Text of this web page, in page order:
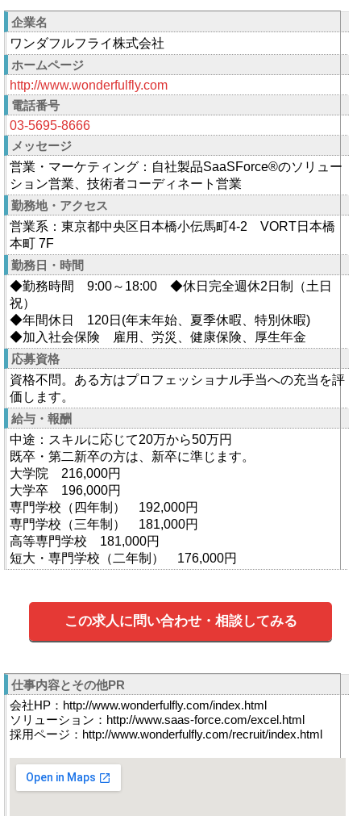
企業名
ワンダフルフライ株式会社
ホームページ
http://www.wonderfulfly.com
電話番号
03-5695-8666
メッセージ
営業・マーケティング：自社製品SaaSForce®のソリュー
ション営業、技術者コーディネート営業
勤務地・アクセス
営業系：東京都中央区日本橋小伝馬町4-2 VORT日本橋
本町 7F
勤務日・時間
◆勤務時間 9:00～18:00 ◆休日完全週休2日制（土日
祝）
◆年間休日 120日(年末年始、夏季休暇、特別休暇)
◆加入社会保険 雇用、労災、健康保険、厚生年金
応募資格
資格不問。ある方はプロフェッショナル手当への充当を評
価します。
給与・報酬
中途：スキルに応じて20万から50万円
既卒・第二新卒の方は、新卒に準じます。
大学院 216,000円
大学卒 196,000円
専門学校（四年制） 192,000円
専門学校（三年制） 181,000円
高等専門学校 181,000円
短大・専門学校（二年制） 176,000円
この求人に問い合わせ・相談してみる
仕事内容とその他PR
会社HP：http://www.wonderfulfly.com/index.html
ソリューション：http://www.saas-force.com/excel.html
採用ページ：http://www.wonderfulfly.com/recruit/index.html